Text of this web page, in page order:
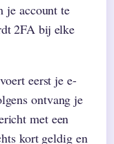
je account te
2FA bij elke
eerst je e-
ontvang je
met een
kort geldig en